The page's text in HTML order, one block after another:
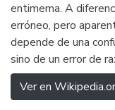
entimema. A
erróneo, pero
depende de una
sino de un error de
Ver en